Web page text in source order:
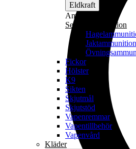
Eldkraft
Ammunition
Se alla ammunition
Jaktammunition
Fickor
Hölster
K9
Sikten
Skjutmål
Skjutstöd
Vapenremmar
Vapentillbehör
Vapenvård
Kläder